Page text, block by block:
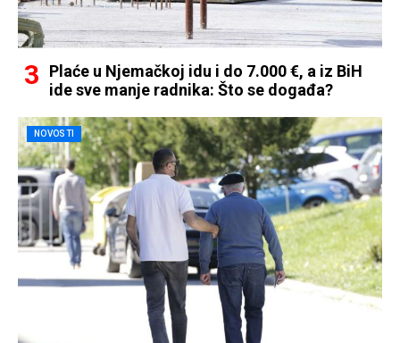
Plaće u Njemačkoj idu i do 7.000 €, a iz BiH
ide sve manje radnika: Što se događa?
NOVOSTI